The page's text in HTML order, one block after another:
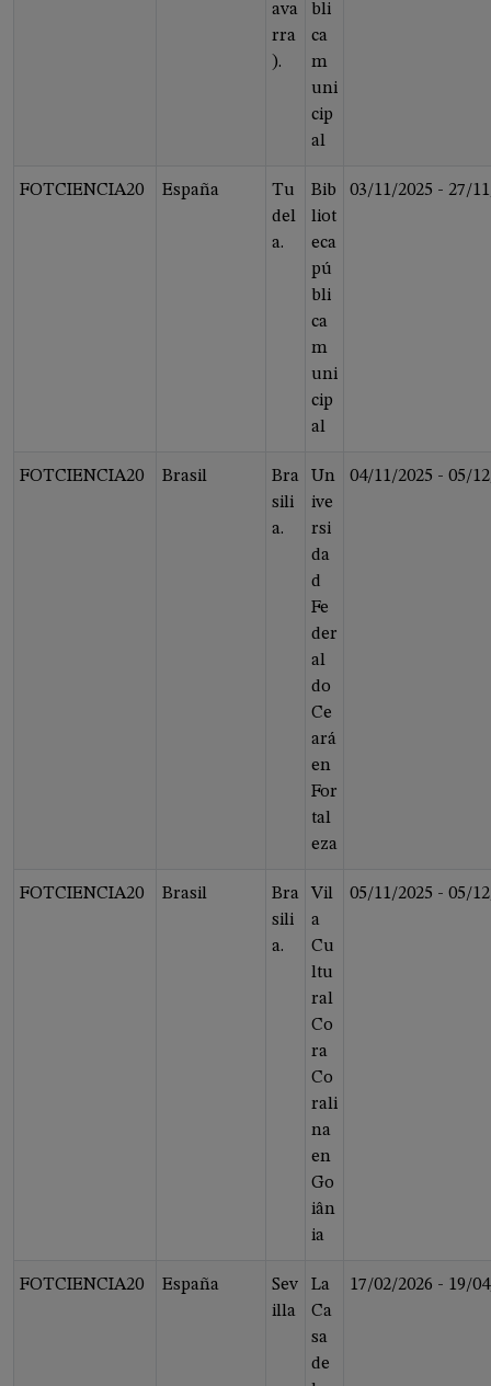
ava
rra
).
bli
ca
m
uni
cip
al
FOTCIENCIA20 España
Tu
del
a.
Bib
liot
eca
pú
bli
ca
m
uni
cip
al
03/11/2025 - 27/
FOTCIENCIA20 Brasil
Bra
sili
a.
Un
ive
rsi
da
d
Fe
der
al
do
Ce
ará
en
For
tal
eza
04/11/2025 - 05/
FOTCIENCIA20 Brasil
Bra
sili
a.
Vil
a
Cu
ltu
ral
Co
ra
Co
rali
na
en
Go
iân
ia
05/11/2025 - 05/
FOTCIENCIA20 España
Sev
illa
La
Ca
sa
de
17/02/2026 - 19/